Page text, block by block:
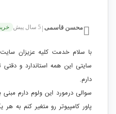
محسن قاسمی 5 سال پیش
سایتی این همه استاندارد و
دارم.
سوالی درمورد این ولوم دارم مبنی